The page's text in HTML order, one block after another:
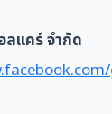
แคร์ จำกัด